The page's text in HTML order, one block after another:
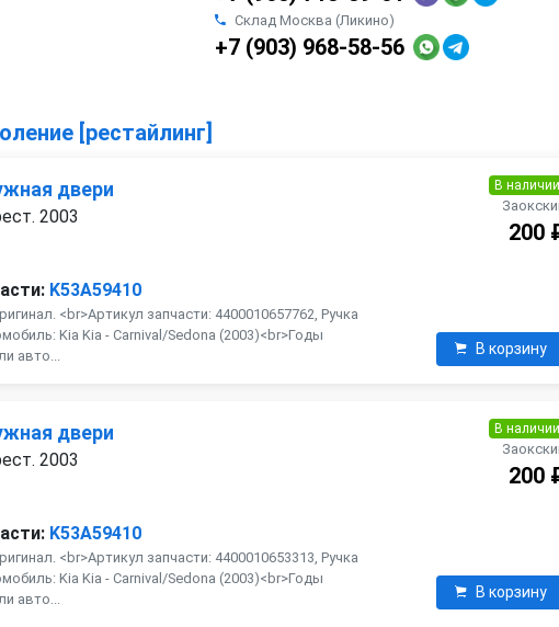
Склад Москва (Ликино)
+7 (903) 968-58-56
[рестайлинг]
двери
2003
K53A59410
<br>Артикул запчасти: 4400010657762, Ручка
Kia Kia - Carnival/Sedona (2003)<br>Годы
авто...
В наличии
200
В корзину
двери
2003
K53A59410
<br>Артикул запчасти: 4400010653313, Ручка
Kia Kia - Carnival/Sedona (2003)<br>Годы
авто...
В наличии
200
В корзину